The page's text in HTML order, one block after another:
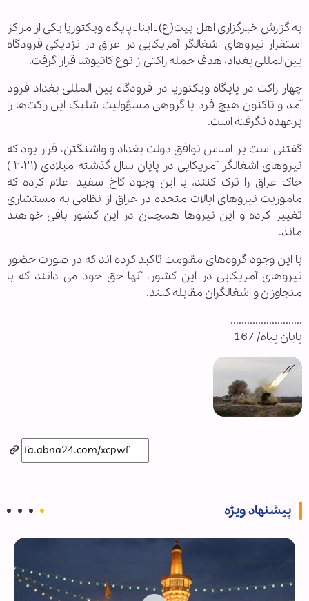
به گزارش خبرگزاری اهل بیت(ع) ـ ابنا ـ پایگاه ویکتوریا یکی از مراکز
استقرار نیروهای اشغالگر آمریکایی در عراق در نزدیکی فرودگاه
بین‌المللی بغداد، هدف حمله راکتی از نوع کاتیوشا قرار گرفت.
چهار راکت در پایگاه ویکتوریا در فرودگاه بین المللی بغداد فرود
آمد و تاکنون هیچ فرد یا گروهی مسؤولیت شلیک این راکت‌ها را
برعهده نگرفته است.
گفتنی است بر اساس توافق دولت بغداد و واشنگتن، قرار بود که
نیروهای اشغالگر آمریکایی در پایان سال گذشته میلادی (۲۰۲۱ )
خاک عراق را ترک کنند، با این وجود کاخ سفید اعلام کرده که
ماموریت نیروهای ایالات متحده در عراق از نظامی به مستشاری
تغییر کرده و این نیروها همچنان در این کشور باقی خواهند
ماند.
با این وجود گروه‌های مقاومت تاکید کرده اند که در صورت حضور
نیروهای آمریکایی در این کشور، آنها حق خود می دانند که با
متجاوزان و اشغالگران مقابله کنند.
..........................
پایان پیام/ 167
پیشنهاد ویژه